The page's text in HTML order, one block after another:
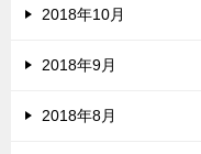
2018年10月
2018年9月
2018年8月